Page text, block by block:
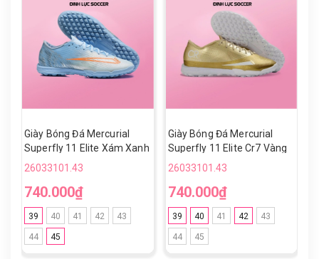
Giày Bóng Đá Mercurial
Superfly 11 Elite Xám Xanh
Cổ Lửng TF
26033101.43
740.000₫
39 40 41 42 43
44 45
Giày Bóng Đá Mercurial
Superfly 11 Elite Cr7 Vàng
Đồng TF
26033101.43
740.000₫
39 40 41 42 43
44 45